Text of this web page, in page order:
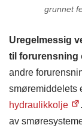
grunnet
Uregelmessig
til forurensning
andre
smøremiddelets
hydraulikkolje
av